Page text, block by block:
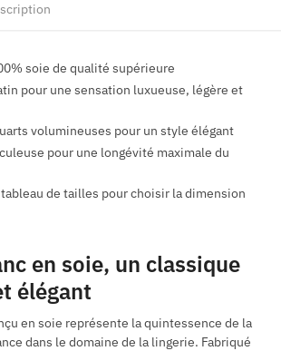
soie de qualité supérieure
pour une sensation luxueuse, légère et
volumineuses pour un style élégant
pour une longévité maximale du
de tailles pour choisir la dimension
en soie, un classique
élégant
en soie représente la quintessence de la
dans le domaine de la lingerie. Fabriqué